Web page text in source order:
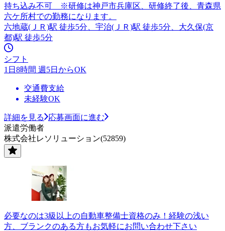
持ち込み不可 ※研修は神戸市兵庫区、研修終了後、青森県
六ケ所村での勤務になります。
六地蔵(ＪＲ)駅 徒歩5分、宇治(ＪＲ)駅 徒歩5分、大久保(京
都)駅 徒歩5分
シフト
1日8時間 週5日からOK
交通費支給
未経験OK
詳細を見る
応募画面に進む
派遣労働者
株式会社レソリューション(52859)
必要なのは3級以上の自動車整備士資格のみ！経験の浅い
方、ブランクのある方もお気軽にお問い合わせ下さい